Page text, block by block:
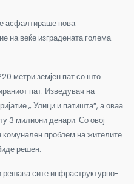
асфалтираше нова
на веќе изградената голема
метри земјен пат со што
пат. Изведувач на
„ Улици и патишта“, а оваа
3 милиони денари. Со овој
проблем на жителите
решен.
сите инфраструктурно-